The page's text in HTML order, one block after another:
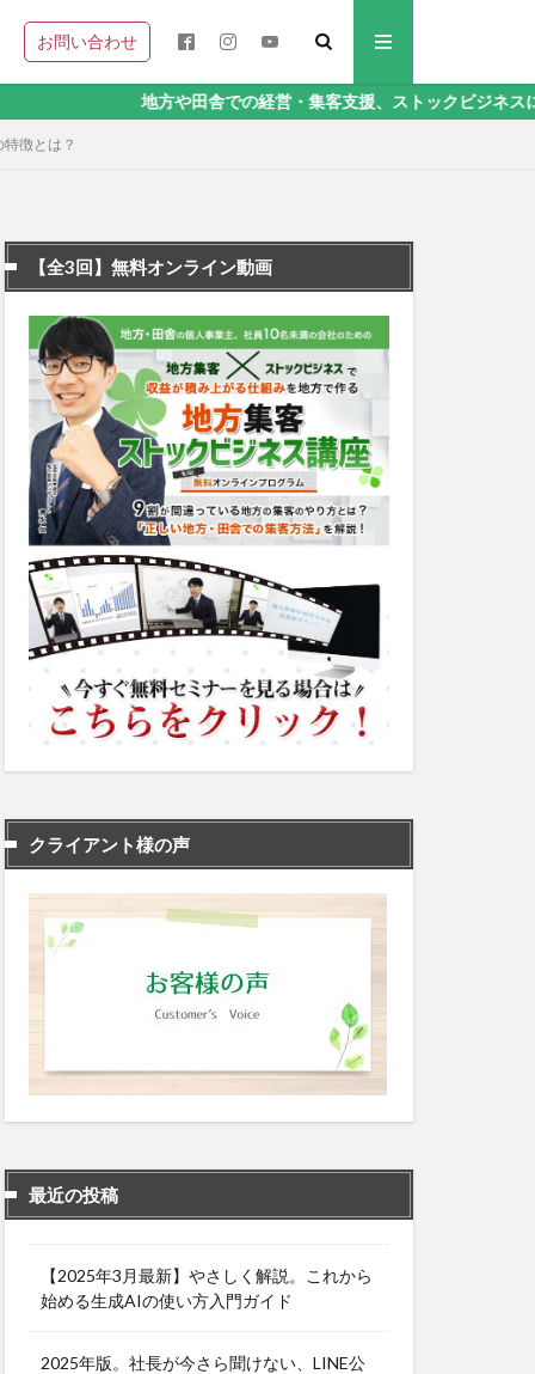
お問い合わせ
地方や田舎での経営・集客支援、ストックビジネスに関することな
徴とは？
【全3回】無料オンライン動画
クライアント様の声
最近の投稿
【2025年3月最新】やさしく解説。これから
始める生成AIの使い方入門ガイド
2025年版。社長が今さら聞けない、LINE公